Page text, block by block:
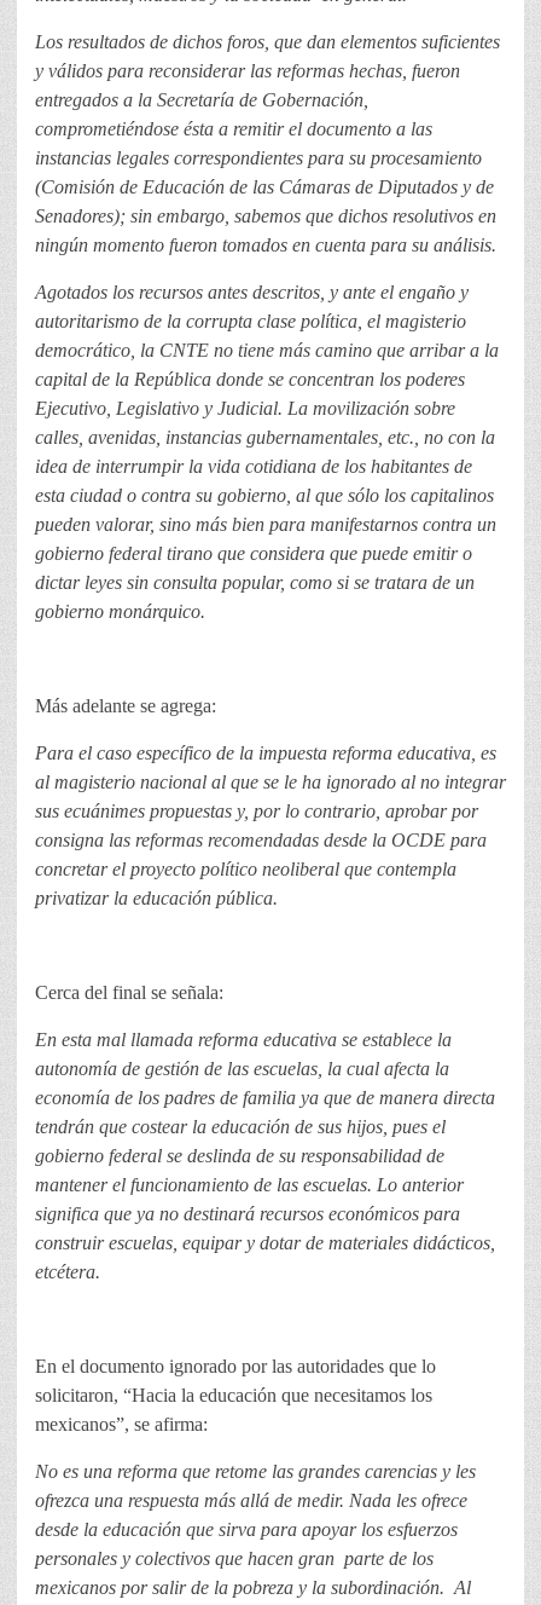
Los resultados de dichos foros, que dan elementos suficientes
y válidos para reconsiderar las reformas hechas, fueron
entregados a la Secretaría de Gobernación,
comprometiéndose ésta a remitir el documento a las
instancias legales correspondientes para su procesamiento
(Comisión de Educación de las Cámaras de Diputados y de
Senadores); sin embargo, sabemos que dichos resolutivos en
ningún momento fueron tomados en cuenta para su análisis.
Agotados los recursos antes descritos, y ante el engaño y
autoritarismo de la corrupta clase política, el magisterio
democrático, la CNTE no tiene más camino que arribar a la
capital de la República donde se concentran los poderes
Ejecutivo, Legislativo y Judicial. La movilización sobre
calles, avenidas, instancias gubernamentales, etc., no con la
idea de interrumpir la vida cotidiana de los habitantes de
esta ciudad o contra su gobierno, al que sólo los capitalinos
pueden valorar, sino más bien para manifestarnos contra un
gobierno federal tirano que considera que puede emitir o
dictar leyes sin consulta popular, como si se tratara de un
gobierno monárquico.
Más adelante se agrega:
Para el caso específico de la impuesta reforma educativa, es
al magisterio nacional al que se le ha ignorado al no integrar
sus ecuánimes propuestas y, por lo contrario, aprobar por
consigna las reformas recomendadas desde la OCDE para
concretar el proyecto político neoliberal que contempla
privatizar la educación pública.
Cerca del final se señala:
En esta mal llamada reforma educativa se establece la
autonomía de gestión de las escuelas, la cual afecta la
economía de los padres de familia ya que de manera directa
tendrán que costear la educación de sus hijos, pues el
gobierno federal se deslinda de su responsabilidad de
mantener el funcionamiento de las escuelas. Lo anterior
significa que ya no destinará recursos económicos para
construir escuelas, equipar y dotar de materiales didácticos,
etcétera.
En el documento ignorado por las autoridades que lo
solicitaron, “Hacia la educación que necesitamos los
mexicanos”, se afirma:
No es una reforma que retome las grandes carencias y les
ofrezca una respuesta más allá de medir. Nada les ofrece
desde la educación que sirva para apoyar los esfuerzos
personales y colectivos que hacen gran parte de los
mexicanos por salir de la pobreza y la subordinación. Al